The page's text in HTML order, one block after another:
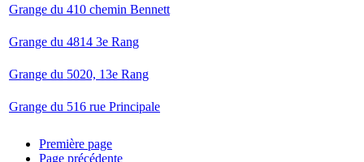
Grange du 410 chemin Bennett
Grange du 4814 3e Rang
Grange du 5020, 13e Rang
Grange du 516 rue Principale
Première page
Page précédente